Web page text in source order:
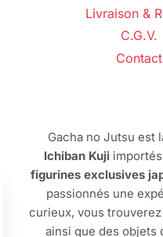
Livraison &
C.G.V.
Contact
Gacha no Jutsu est
Ichiban Kujiimportés
figurines exclusives
passionnés une
curieux, vous
ainsi que des objets